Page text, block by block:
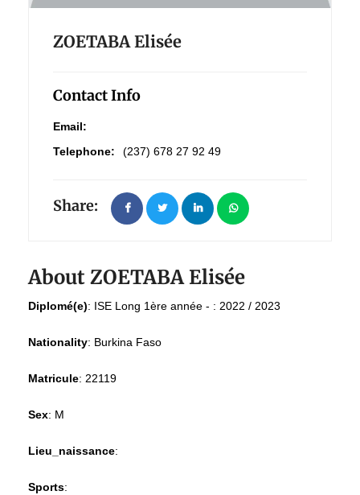
ZOETABA Elisée
Contact Info
Email:
Telephone:
(237) 678 27 92 49
Share:
About ZOETABA Elisée
Diplomé(e): ISE Long 1ère année - : 2022 / 2023
Nationality: Burkina Faso
Matricule: 22119
Sex: M
Lieu_naissance:
Sports: